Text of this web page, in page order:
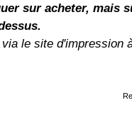
sur acheter, mais
le site d'impression